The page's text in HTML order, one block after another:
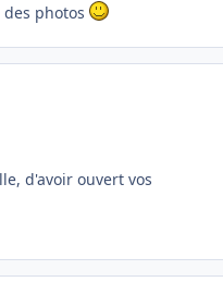
photos
d'avoir ouvert vos